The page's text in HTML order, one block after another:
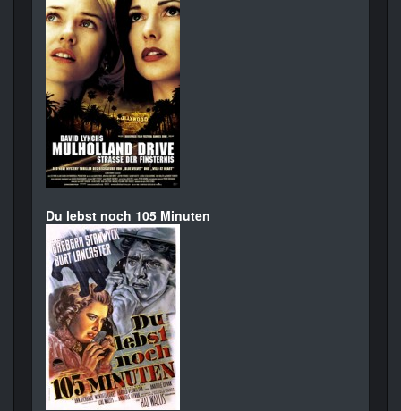
Du lebst noch 105 Minuten